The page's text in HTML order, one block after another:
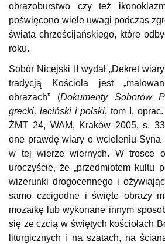
obrazoburstwo czy też
poświęcono wiele uwagi podczas
świata chrześcijańskiego, które
roku.
Sobór Nicejski II wydał „Dekret
tradycją Kościoła jest
obrazach” (Dokumenty Soborów
grecki, łaciński i polski, tom I,
ŹMT 24, WAM, Kraków 2005, s.
one prawdę wiary o wcieleniu Syna
w tej wierze wiernych. W trosce
uroczyście, że „przedmiotem kultu
wizerunki drogocennego i
samo czcigodne i święte obrazy
mozaikę lub wykonane innym
się ze czcią w świętych kościołach
liturgicznych i na szatach, na